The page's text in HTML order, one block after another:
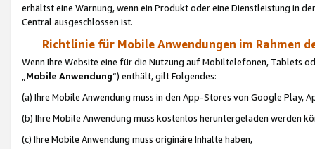
erhältst eine Warnung, wenn ein Produkt oder eine Dienstleistung in
Central ausgeschlossen ist.
Richtlinie für Mobile Anwendungen im Rahmen
Wenn Ihre Website eine für die Nutzung auf Mobiltelefonen, Tablets
„Mobile Anwendung“) enthält, gilt Folgendes:
(a) Ihre Mobile Anwendung muss in den App-Stores von Google Play,
(b) Ihre Mobile Anwendung muss kostenlos heruntergeladen werden
(c) Ihre Mobile Anwendung muss originäre Inhalte haben,